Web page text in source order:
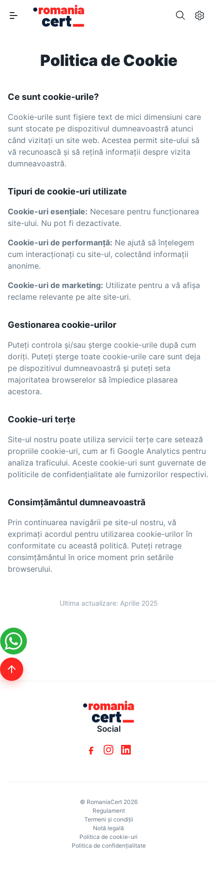
Politica de Cookie
Ce sunt cookie-urile?
Cookie-urile sunt fișiere text de mici dimensiuni care
sunt stocate pe dispozitivul dumneavoastră atunci
când vizitați un site web. Acestea permit site-ului să
vă recunoască și să rețină informații despre vizita
dumneavoastră.
Tipuri de cookie-uri utilizate
Cookie-uri esențiale: Necesare pentru funcționarea
site-ului. Nu pot fi dezactivate.
Cookie-uri de performanță: Ne ajută să înțelegem
cum interacționați cu site-ul, colectând informații
anonime.
Cookie-uri de marketing: Utilizate pentru a vă afișa
reclame relevante pe alte site-uri.
Gestionarea cookie-urilor
Puteți controla și/sau șterge cookie-urile după cum
doriți. Puteți șterge toate cookie-urile care sunt deja
pe dispozitivul dumneavoastră și puteți seta
majoritatea browserelor să împiedice plasarea
acestora.
Cookie-uri terțe
Site-ul nostru poate utiliza servicii terțe care setează
propriile cookie-uri, cum ar fi Google Analytics pentru
analiza traficului. Aceste cookie-uri sunt guvernate de
politicile de confidențialitate ale furnizorilor respectivi.
Consimțământul dumneavoastră
Prin continuarea navigării pe site-ul nostru, vă
exprimați acordul pentru utilizarea cookie-urilor în
conformitate cu această politică. Puteți retrage
consimțământul în orice moment prin setările
browserului.
Ultima actualizare: Aprilie 2025
Social
© RomaniaCert 2026
Regulament
Termeni și condiții
Notă legală
Politica de cookie-uri
Politica de confidențialitate